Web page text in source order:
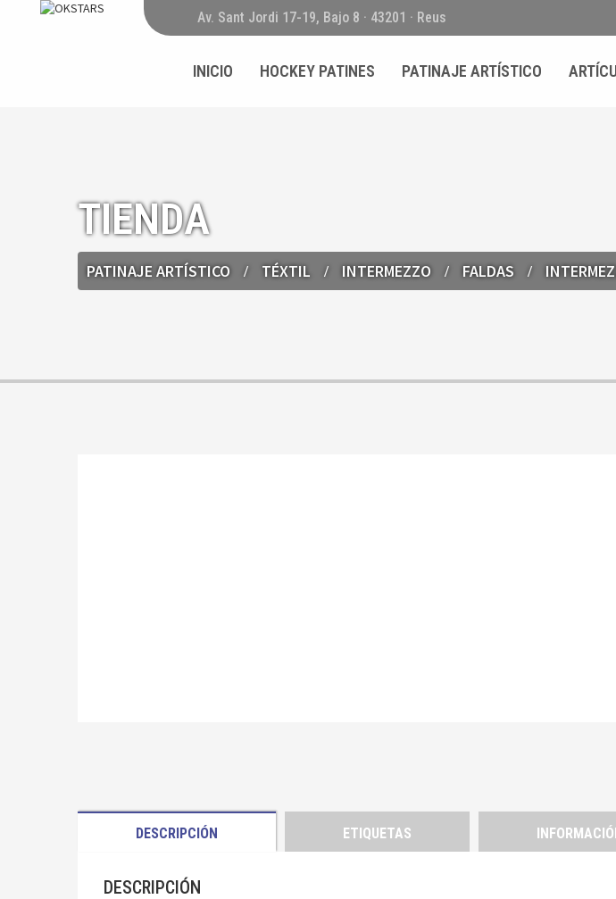
Av. Sant Jordi 17-19, Bajo 8 · 43201 · Reus
INICIO HOCKEY PATINES PATINAJE ARTÍSTICO
TIENDA
PATINAJE ARTÍSTICO TÉXTIL INTERMEZZO FALDAS
DESCRIPCIÓN ETIQUETAS
DESCRIPCIÓN